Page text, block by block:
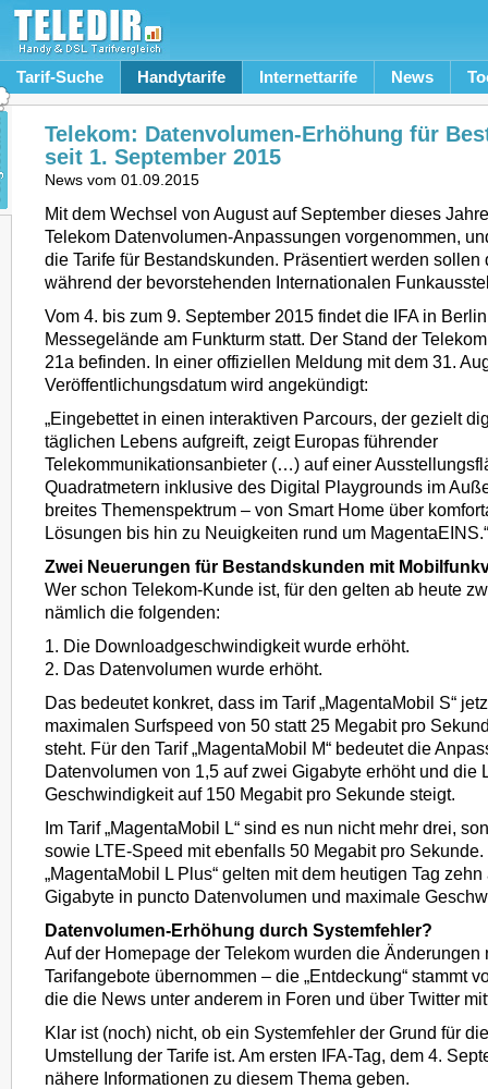
Tarif-Suche Handytarife Internettarife News
Telekom: Datenvolumen-Erhöhung für
seit 1. September 2015
News vom 01.09.2015
Mit dem Wechsel von August auf September dieses
Telekom Datenvolumen-Anpassungen vorgenommen,
die Tarife für Bestandskunden. Präsentiert werden sollen
während der bevorstehenden Internationalen
Vom 4. bis zum 9. September 2015 findet die IFA in
Messegelände am Funkturm statt. Der Stand der
21a befinden. In einer offiziellen Meldung mit dem 31.
Veröffentlichungsdatum wird angekündigt:
„Eingebettet in einen interaktiven Parcours, der gezielt
täglichen Lebens aufgreift, zeigt Europas führender
Telekommunikationsanbieter (…) auf einer
Quadratmetern inklusive des Digital Playgrounds im
breites Themenspektrum – von Smart Home über
Lösungen bis hin zu Neuigkeiten rund um MagentaEINS.“
Zwei Neuerungen für Bestandskunden mit
Wer schon Telekom-Kunde ist, für den gelten ab heute
nämlich die folgenden:
1. Die Downloadgeschwindigkeit wurde erhöht.
2. Das Datenvolumen wurde erhöht.
Das bedeutet konkret, dass im Tarif „MagentaMobil S“
maximalen Surfspeed von 50 statt 25 Megabit pro
steht. Für den Tarif „MagentaMobil M“ bedeutet die
Datenvolumen von 1,5 auf zwei Gigabyte erhöht und die
Geschwindigkeit auf 150 Megabit pro Sekunde steigt.
Im Tarif „MagentaMobil L“ sind es nun nicht mehr drei,
sowie LTE-Speed mit ebenfalls 50 Megabit pro Sekunde.
„MagentaMobil L Plus“ gelten mit dem heutigen Tag zehn
Gigabyte in puncto Datenvolumen und maximale
Datenvolumen-Erhöhung durch Systemfehler?
Auf der Homepage der Telekom wurden die Änderungen
Tarifangebote übernommen – die „Entdeckung“ stammt
die die News unter anderem in Foren und über Twitter
Klar ist (noch) nicht, ob ein Systemfehler der Grund für
Umstellung der Tarife ist. Am ersten IFA-Tag, dem 4.
nähere Informationen zu diesem Thema geben.